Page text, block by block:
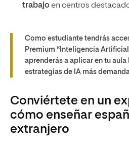
trabajoen centros
Como estudiante tendrás
Premium “Inteligencia
aprenderás a aplicar en tu aula
estrategias de IA más
Conviértete en un
cómo enseñar
extranjero